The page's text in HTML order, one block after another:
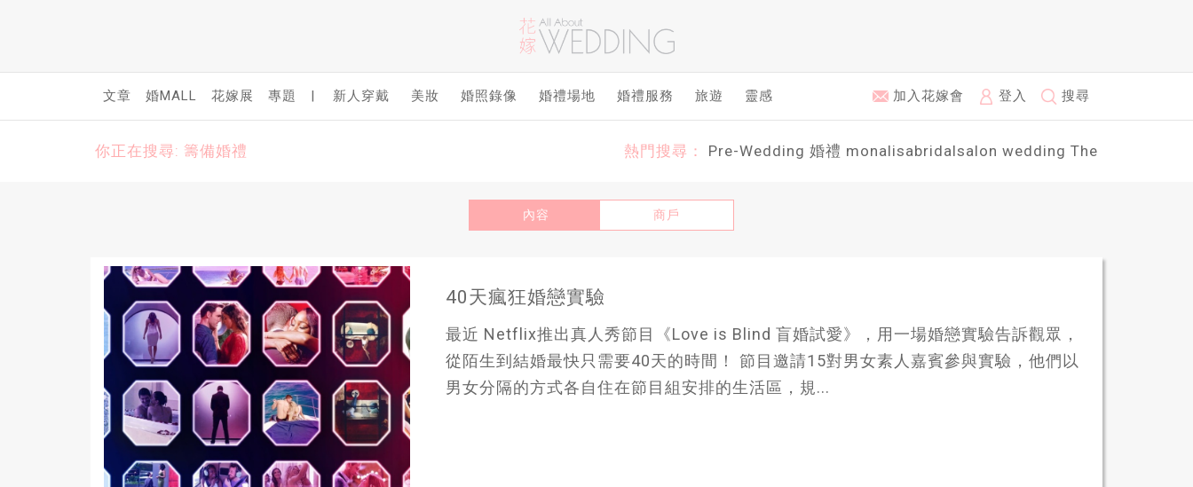
文章 婚MALL 花嫁展 專題 | 新人穿戴 美妝 婚照錄像 婚禮場地 婚禮服務 旅遊 靈感 加入花嫁會 登入 搜尋
你正在搜尋: 籌備婚禮 熱門搜尋： Pre-Wedding 婚禮 monalisabridalsalon wedding The
內容 商戶
40天瘋狂婚戀實驗
最近 Netflix推出真人秀節目《Love is Blind 盲婚試愛》，用一場婚戀實驗告訴觀眾，
從陌生到結婚最快只需要40天的時間！ 節目邀請15對男女素人嘉賓參與實驗，他們以
男女分隔的方式各自住在節目組安排的生活區，規...